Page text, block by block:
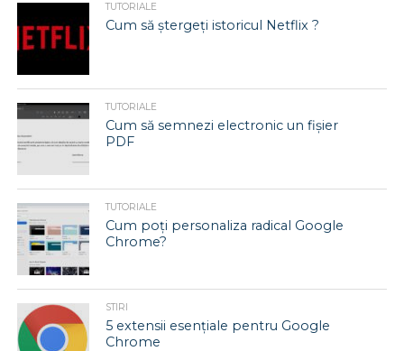
TUTORIALE
Cum să ștergeți istoricul Netflix ?
TUTORIALE
Cum să semnezi electronic un fișier
PDF
TUTORIALE
Cum poți personaliza radical Google
Chrome?
STIRI
5 extensii esențiale pentru Google
Chrome